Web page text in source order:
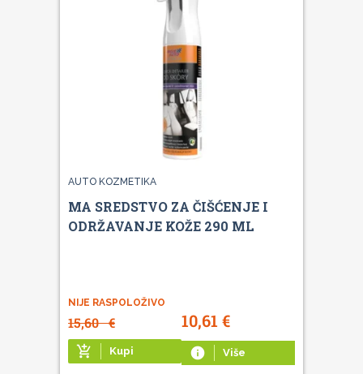
AUTO KOZMETIKA
MA SREDSTVO ZA ČIŠĆENJE I
ODRŽAVANJE KOŽE 290 ML
NIJE RASPOLOŽIVO
15,60€ 10,61€
add_shopping_cart Kupi info Više